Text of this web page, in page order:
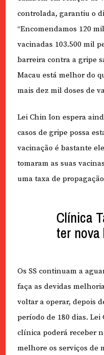
controlada, garantiu o
“Encomendamos 120
vacinadas 103.500 mil
barreira contra a gripe
Macau está melhor do
mais dez mil doses de
Lei Chin Ion espera
casos de gripe possa
vacinação é bastante
tomaram as suas
uma taxa de
Clínica
ter nova
Os SS continuam a
faça as devidas
voltar a operar, depois
período de 180 dias.
clínica poderá receber
melhore os serviços de